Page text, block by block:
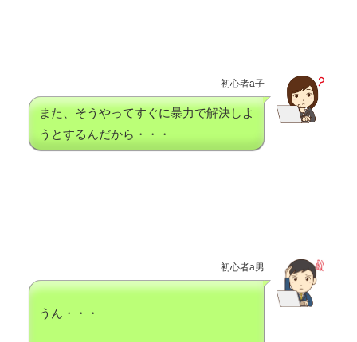
初心者a子
また、そうやってすぐに暴力で解決しよ
うとするんだから・・・
初心者a男
うん・・・